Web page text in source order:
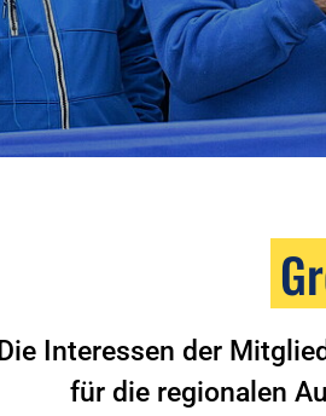
Die Interessen der
für die regionalen